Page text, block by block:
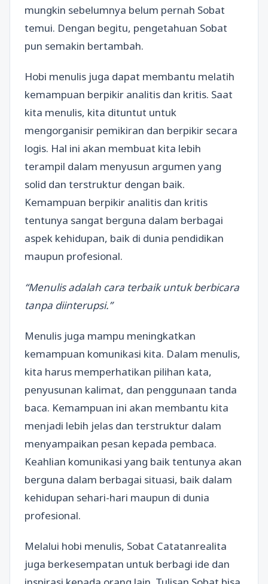
mungkin sebelumnya belum pernah Sobat
temui. Dengan begitu, pengetahuan Sobat
pun semakin bertambah.
Hobi menulis juga dapat membantu melatih
kemampuan berpikir analitis dan kritis. Saat
kita menulis, kita dituntut untuk
mengorganisir pemikiran dan berpikir secara
logis. Hal ini akan membuat kita lebih
terampil dalam menyusun argumen yang
solid dan terstruktur dengan baik.
Kemampuan berpikir analitis dan kritis
tentunya sangat berguna dalam berbagai
aspek kehidupan, baik di dunia pendidikan
maupun profesional.
“Menulis adalah cara terbaik untuk berbicara
tanpa diinterupsi.”
Menulis juga mampu meningkatkan
kemampuan komunikasi kita. Dalam menulis,
kita harus memperhatikan pilihan kata,
penyusunan kalimat, dan penggunaan tanda
baca. Kemampuan ini akan membantu kita
menjadi lebih jelas dan terstruktur dalam
menyampaikan pesan kepada pembaca.
Keahlian komunikasi yang baik tentunya akan
berguna dalam berbagai situasi, baik dalam
kehidupan sehari-hari maupun di dunia
profesional.
Melalui hobi menulis, Sobat Catatanrealita
juga berkesempatan untuk berbagi ide dan